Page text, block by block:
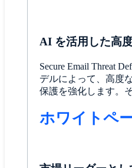
AI を活用した高
Secure Email Threat
デルによって、高度
保護を強化します。
ホワイトペ